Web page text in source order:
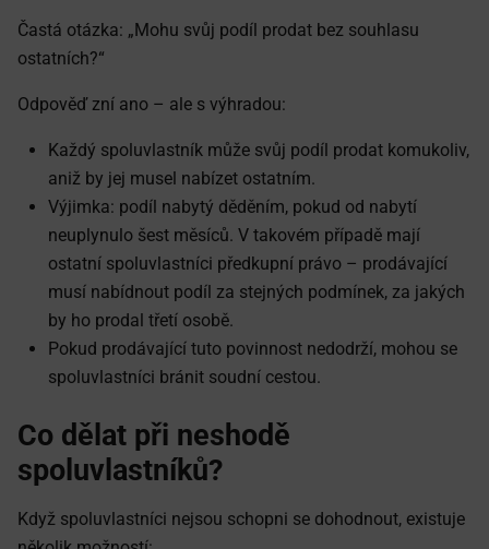
Častá otázka: „Mohu svůj podíl prodat bez souhlasu
ostatních?“
Odpověď zní ano – ale s výhradou:
Každý spoluvlastník může svůj podíl prodat komukoliv,
aniž by jej musel nabízet ostatním.
Výjimka: podíl nabytý děděním, pokud od nabytí
neuplynulo šest měsíců. V takovém případě mají
ostatní spoluvlastníci předkupní právo – prodávající
musí nabídnout podíl za stejných podmínek, za jakých
by ho prodal třetí osobě.
Pokud prodávající tuto povinnost nedodrží, mohou se
spoluvlastníci bránit soudní cestou.
Co dělat při neshodě
spoluvlastníků?
Když spoluvlastníci nejsou schopni se dohodnout, existuje